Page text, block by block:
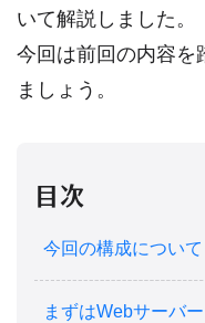
いて解説しました。
今回は前回の内容を
ましょう。
目次
今回の構成について
まずはWebサーバ